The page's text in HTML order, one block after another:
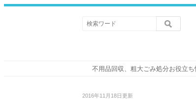
不用品回収、粗大ごみ処分お役立
2016年11月18日更新